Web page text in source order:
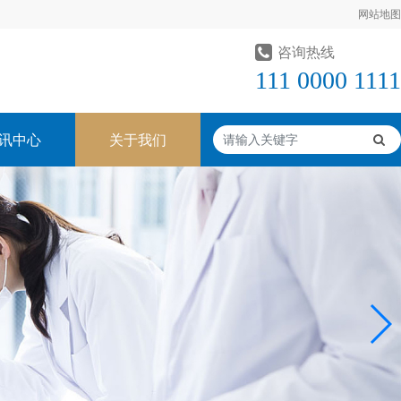
网站地图
咨询热线
111 0000 1111
中心 关于我们